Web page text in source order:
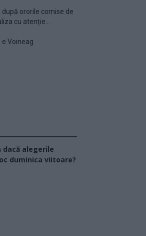
după ororile comise de
cu atenție...
Voineag
alegerile
duminica viitoare?